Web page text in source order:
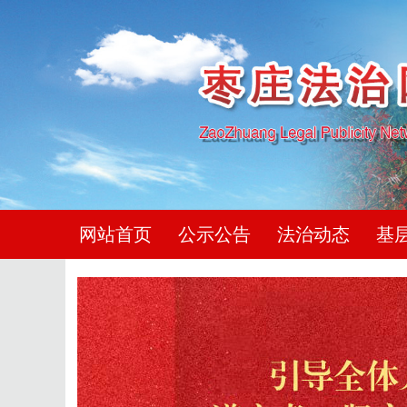
网站首页 公示公告 法治动态 基